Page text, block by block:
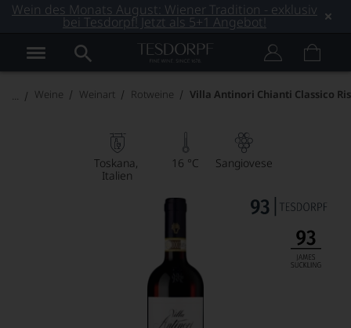
Wein des Monats August: Wiener Tradition - exklusiv
bei Tesdorpf! Jetzt als 5+1 Angebot!
Weine Weinart Rotweine Villa Antinori Chianti Classico
Toskana
Italien
16 °C Sangiovese